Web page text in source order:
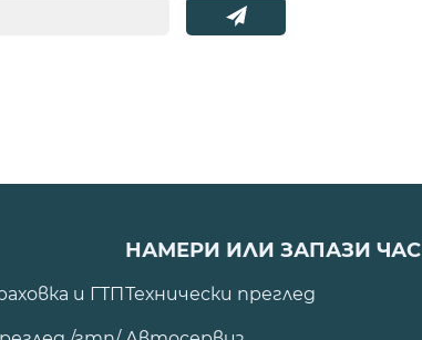
и ГТП
НАМЕРИ ИЛИ ЗАПАЗИ ЧАС
Технически преглед